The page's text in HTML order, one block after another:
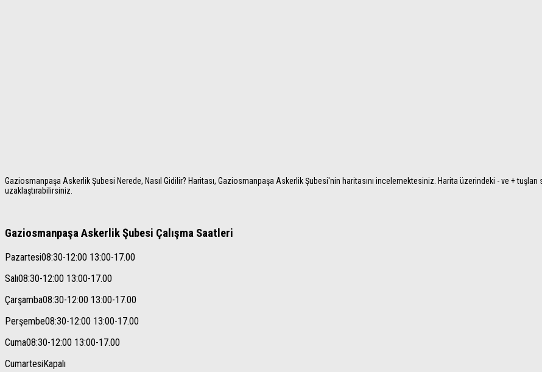
Gaziosmanpaşa Askerlik Şubesi Nerede, Nasıl Gidilir? Haritası, Gaziosmanpaşa Askerlik Şubesi'nin haritasını incelemektesiniz. Harita üzerindeki - ve + tuşları
uzaklaştırabilirsiniz.
Gaziosmanpaşa Askerlik Şubesi Çalışma Saatleri
Pazartesi08:30-12:00 13:00-17.00
Salı08:30-12:00 13:00-17.00
Çarşamba08:30-12:00 13:00-17.00
Perşembe08:30-12:00 13:00-17.00
Cuma08:30-12:00 13:00-17.00
CumartesiKapalı